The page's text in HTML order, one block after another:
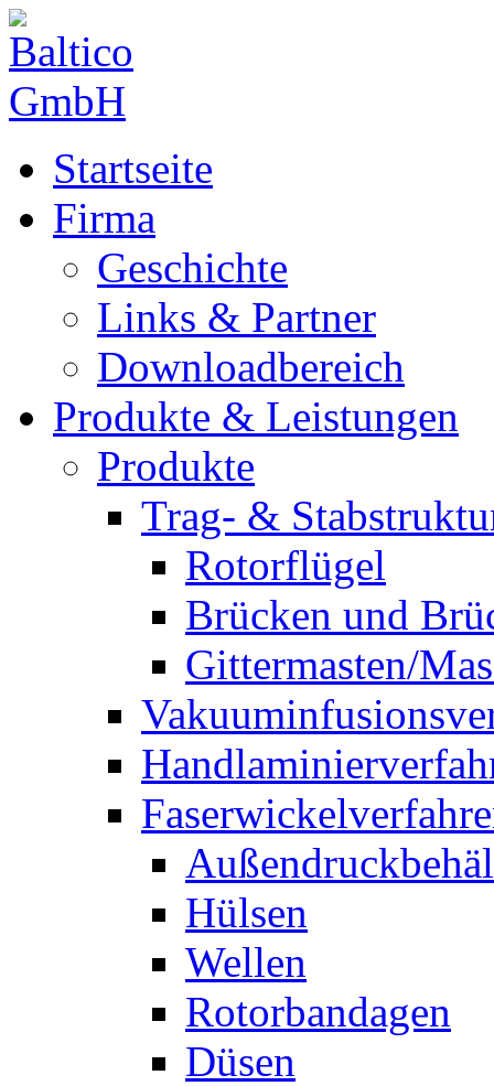
Startseite
Firma
Geschichte
Links & Partner
Downloadbereich
Produkte & Leistungen
Produkte
Trag- &
Rotorflügel
Brücken und
Gittermasten/
Hülsen
Wellen
Rotorbandagen
Düsen